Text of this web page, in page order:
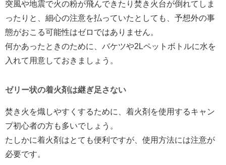
突風や地震で火の粉が飛んできたり焚き火台が倒れてしま
ったりと、細心の注意を払っていたとしても、予想外の事
態がおこる可能性はゼロではありません。
何かあったときのために、バケツや2Lペットボトルに水を
入れて用意しておきましょう。
ゼリー状の着火剤は継ぎ足さない
焚き火を熾しやすくするために、着火剤を使用するキャン
プ初心者の方も多いでしょう。
たしかに着火剤はとても便利ですが、使用方法には注意が
必要です。